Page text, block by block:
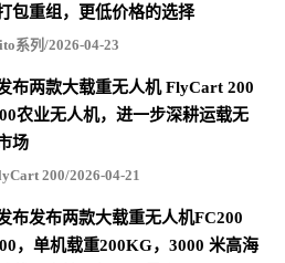
包重组，更低价格的选择
系列/2026-04-23
布两款大载重无人机 FlyCart 200
农业无人机，进一步深耕运载无
场
200/2026-04-21
布发布两款大载重无人机FC200
，单机载重200KG，3000 米高海